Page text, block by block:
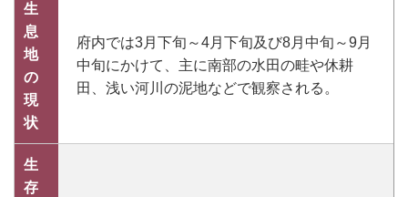
生
息
地
の
現
状
府内では3月下旬～4月下旬及び8月中旬～9月
中旬にかけて、主に南部の水田の畦や休耕
田、浅い河川の泥地などで観察される。
生
存